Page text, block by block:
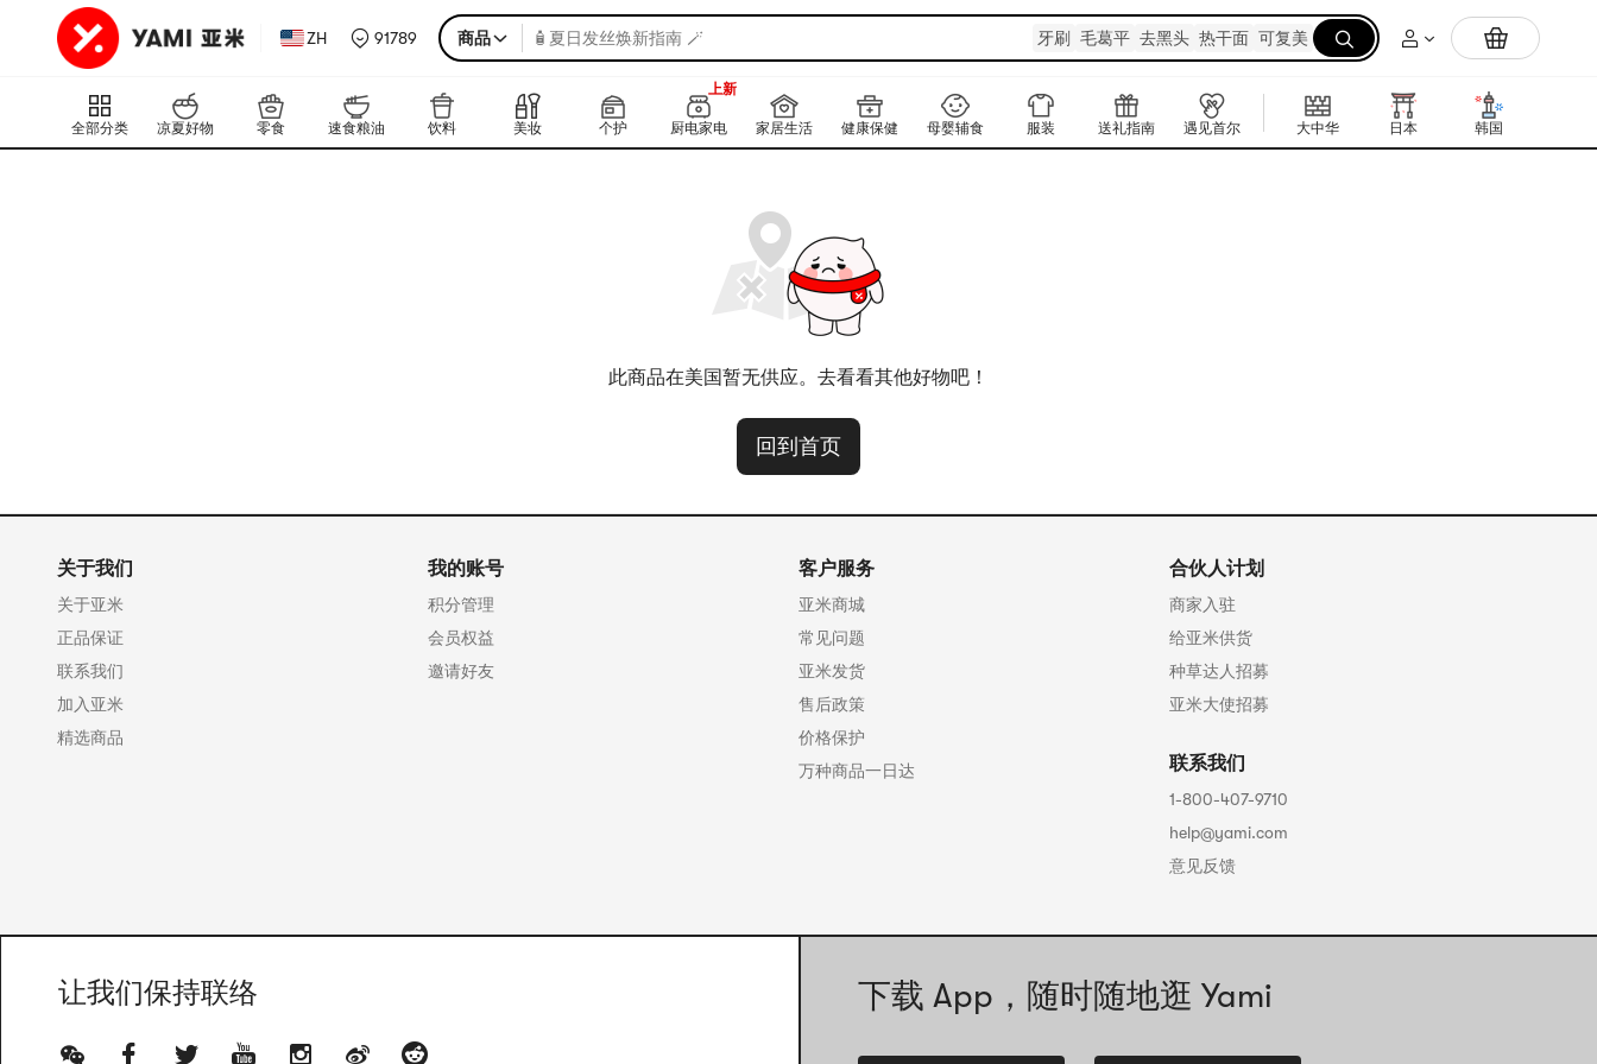
ZH 91789 商品 🧴夏日发丝焕新指南 🪄 Yami自研抹茶粉上线🔥在家实现抹茶拿铁自由 🔥爆辣美
牙刷 毛葛平 去黑头 热干面 可复美
全部分类 凉夏好物 零食 速食粮油 饮料 美妆 个护 厨电家电
160+
上新
160+
家居生活
健康保健 母婴辅食 服装 送礼指南 遇见首尔 大中华 日本 韩国
此商品在美国暂无供应。去看看其他好物吧！
回到首页
关于我们
关于亚米
正品保证
联系我们
加入亚米
精选商品
我的账号
积分管理
会员权益
邀请好友
客户服务
亚米商城
常见问题
亚米发货
售后政策
价格保护
万种商品一日达
合伙人计划
商家入驻
给亚米供货
种草达人招募
亚米大使招募
联系我们
1-800-407-9710
help@yami.com
意见反馈
让我们保持联络 下载 App，随时随地逛 Yami